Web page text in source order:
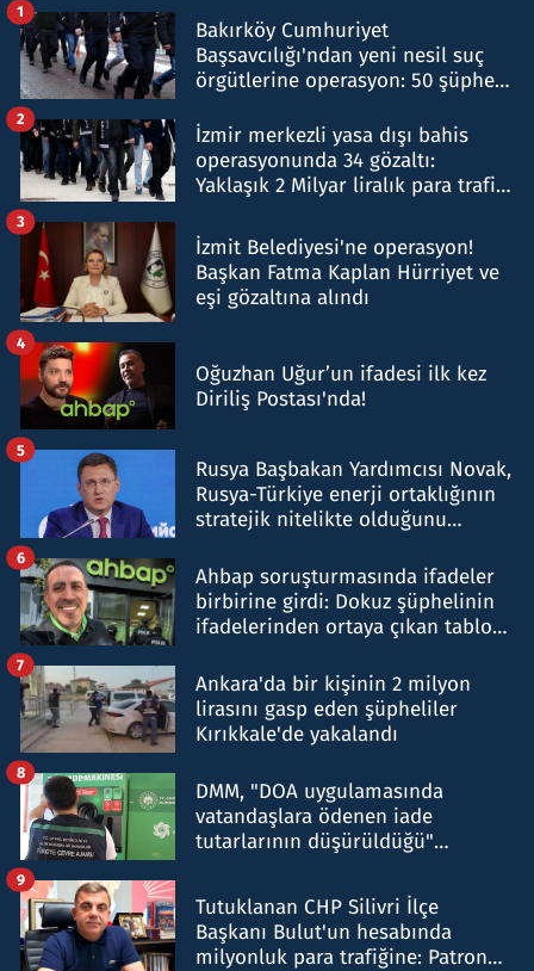
Bakırköy Cumhuriyet
Başsavcılığı'ndan yeni nesil suç
örgütlerine operasyon: 50 şüpheli
1
İzmir merkezli yasa dışı bahis
operasyonunda 34 gözaltı:
Yaklaşık 2 Milyar liralık para trafiği
2
İzmit Belediyesi'ne operasyon!
Başkan Fatma Kaplan Hürriyet ve
eşi gözaltına alındı
3
Oğuzhan Uğur’un ifadesi ilk kez
Diriliş Postası'nda!
4
Rusya Başbakan Yardımcısı Novak,
Rusya-Türkiye enerji ortaklığının
stratejik nitelikte olduğunu
5
Ahbap soruşturmasında ifadeler
birbirine girdi: Dokuz şüphelinin
ifadelerinden ortaya çıkan tablo
6
Ankara'da bir kişinin 2 milyon
lirasını gasp eden şüpheliler
Kırıkkale'de yakalandı
7
DMM, "DOA uygulamasında
vatandaşlara ödenen iade
tutarlarının düşürüldüğü"
8
Tutuklanan CHP Silivri İlçe
Başkanı Bulut'un hesabında
milyonluk para trafiğine: Patron
9